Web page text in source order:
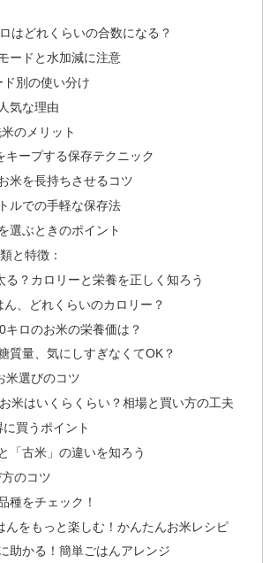
はどれくらいの合数になる？
ードと水加減に注意
ド別の使い分け
気な理由
のメリット
キープする保存テクニック
米を長持ちさせるコツ
ルでの手軽な保存法
選ぶときのポイント
と特徴：
る？カロリーと栄養を正しく知ろう
ん、どれくらいのカロリー？
キロのお米の栄養価は？
質量、気にしすぎなくてOK？
米選びのコツ
米はいくらくらい？相場と買い方の工夫
に買うポイント
「古米」の違いを知ろう
のコツ
種をチェック！
んをもっと楽しむ！かんたんお米レシピ
助かる！簡単ごはんアレンジ